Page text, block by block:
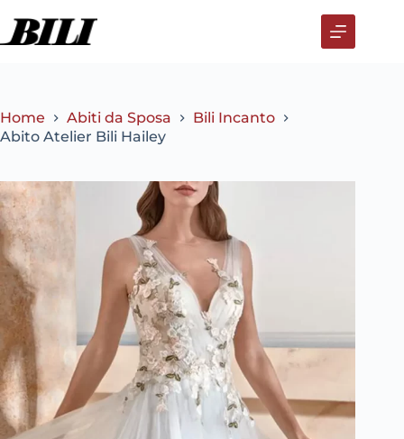
contenuto
Home Abiti da Sposa
Bili Incanto
Abito Atelier Bili Hailey